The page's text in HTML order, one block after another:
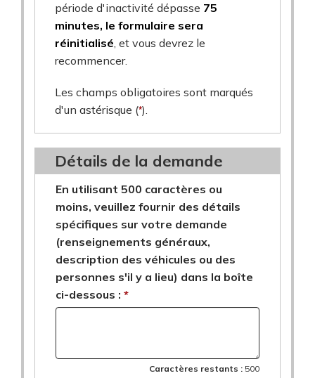
période d'inactivité dépasse 75
minutes, le formulaire sera
réinitialisé, et vous devrez le
recommencer.
Les champs obligatoires sont marqués
d'un astérisque (*).
Détails de la demande
En utilisant 500 caractères ou
moins, veuillez fournir des détails
spécifiques sur votre demande
(renseignements généraux,
description des véhicules ou des
personnes s'il y a lieu) dans la boîte
ci-dessous :
Caractères restants : 500